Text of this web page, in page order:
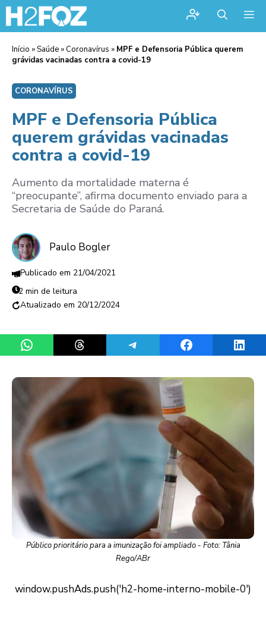
Início »Saúde » Coronavírus » MPF e Defensoria Pública querem
grávidas vacinadas contra a covid-19
CORONAVÍRUS
MPF e Defensoria Pública
querem grávidas vacinadas
contra a covid-19
Aumento da mortalidade materna é
“preocupante”, afirma documento enviado para a
Secretaria de Saúde do Paraná.
Paulo Bogler
21/04/2021
2 min de leitura
20/12/2024
Share on WhatsAppShare on ThreadsShare on TelegramShare on Facebook
Público prioritário para a imunização foi ampliado - Foto: Tânia
Rego/ABr